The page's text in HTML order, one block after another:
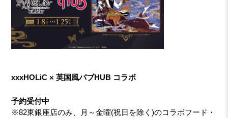
xxxHOLiC × 英国風パブHUB コラボ
予約受付中
※82東銀座店のみ、月～金曜(祝日を除く)のコラボフード・